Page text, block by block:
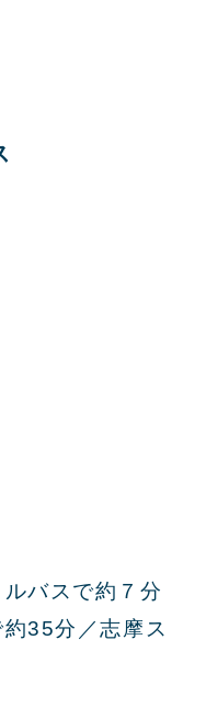
バスで約７分
35分／志摩ス